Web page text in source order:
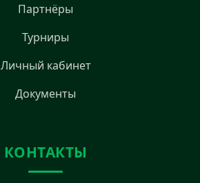
Партнёры
Турниры
Личный кабинет
Документы
КОНТАКТЫ